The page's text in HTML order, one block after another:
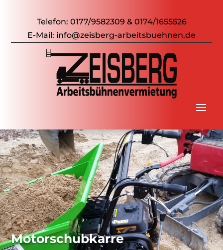
Telefon: 0177/9582309 & 0174/1655526
E-Mail: info@zeisberg-arbeitsbuehnen.de
Motorschubkarre